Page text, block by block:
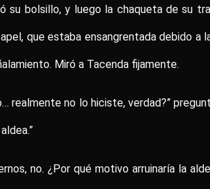
su bolsillo, y luego la chaqueta de su
que estaba ensangrentada debido a
Miró a Tacenda fijamente.
realmente no lo hiciste, verdad?”
no. ¿Por qué motivo arruinaría la